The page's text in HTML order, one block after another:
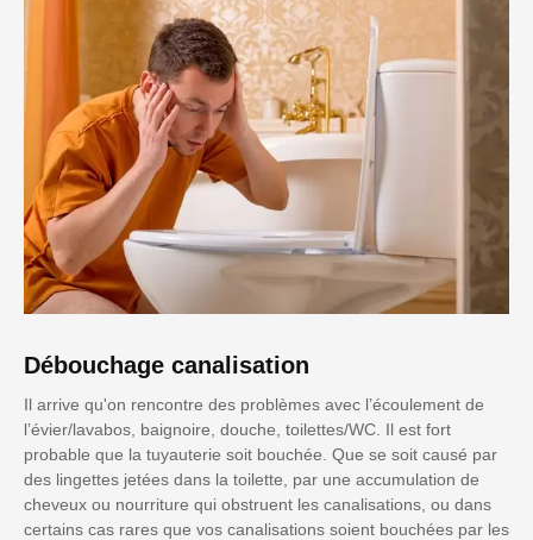
Débouchage canalisation
Il arrive qu'on rencontre des problèmes avec l’écoulement de
l’évier/lavabos, baignoire, douche, toilettes/WC. Il est fort
probable que la tuyauterie soit bouchée. Que se soit causé par
des lingettes jetées dans la toilette, par une accumulation de
cheveux ou nourriture qui obstruent les canalisations, ou dans
certains cas rares que vos canalisations soient bouchées par les